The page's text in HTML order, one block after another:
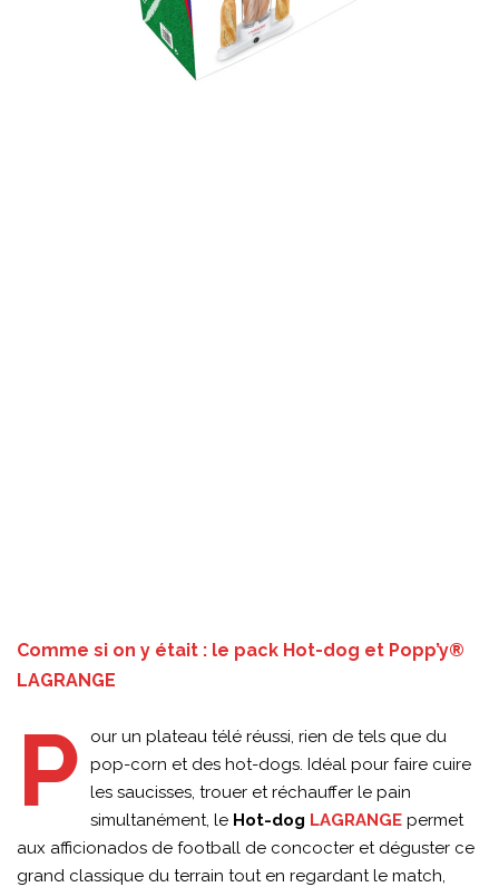
Comme si on y était : le pack Hot-dog et Popp’y®
LAGRANGE
P
our un plateau télé réussi, rien de tels que du
pop-corn et des hot-dogs. Idéal pour faire cuire
les saucisses, trouer et réchauffer le pain
simultanément, le Hot-dog LAGRANGE permet
aux afficionados de football de concocter et déguster ce
grand classique du terrain tout en regardant le match,